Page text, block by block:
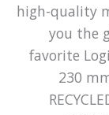
high-quality
you the
favorite
230